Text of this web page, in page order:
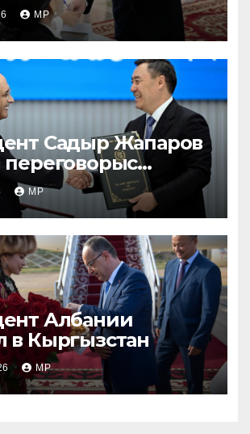
MP
Садыр Жапаров
переговорыс
Пакистана
MP
Албании
в Кыргызстан
MP